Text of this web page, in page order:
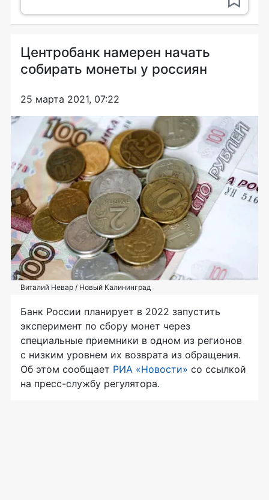
Центробанк намерен начать
собирать монеты у россиян
25 марта 2021, 07:22
Виталий Невар / Новый Калининград
Банк России планирует в 2022 запустить
эксперимент по сбору монет через
специальные приемники в одном из регионов
с низким уровнем их возврата из обращения.
Об этом сообщает РИА «Новости» со ссылкой
на пресс-службу регулятора.